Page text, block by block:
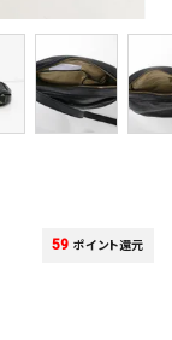
59 ポイント還元